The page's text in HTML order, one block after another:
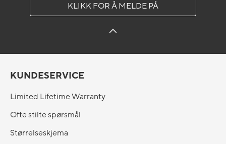
KLIKK FOR Å MELDE PÅ
KUNDESERVICE
Limited Lifetime Warranty
Ofte stilte spørsmål
Størrelseskjema